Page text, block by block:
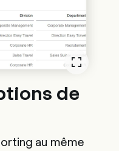
de
au même